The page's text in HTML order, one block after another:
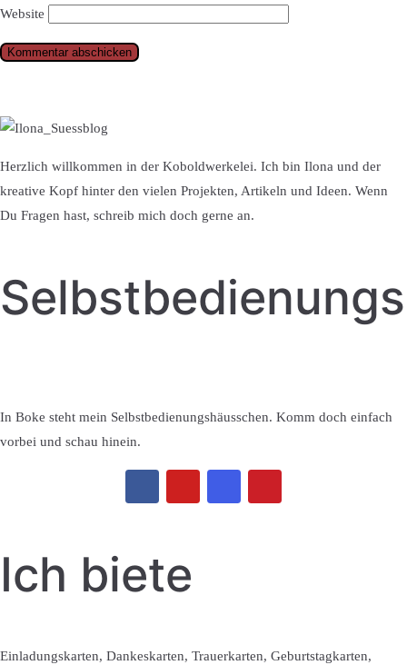
Website
Herzlich willkommen in der Koboldwerkelei. Ich bin Ilona und der
kreative Kopf hinter den vielen Projekten, Artikeln und Ideen. Wenn
Du Fragen hast, schreib mich doch gerne an.
In Boke steht mein Selbstbedienungshäusschen. Komm doch einfach
vorbei und schau hinein.
Ich biete
Einladungskarten, Dankeskarten, Trauerkarten, Geburtstagkarten,